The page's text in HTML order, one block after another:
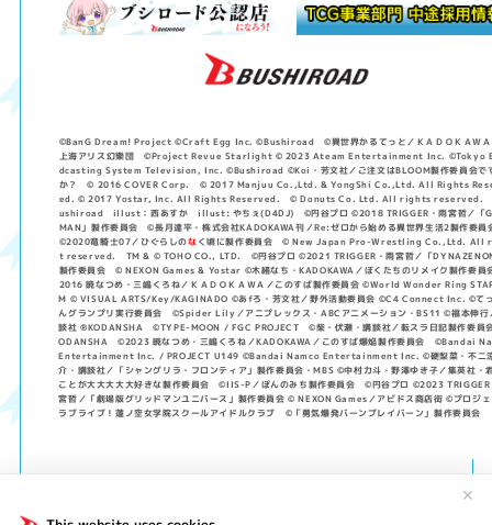
✕
©BanG Dream! Project ©Craft Egg Inc. ©Bushiroad ©異世界かるてっと／ＫＡＤＯＫＡＷ
上海アリス幻樂団 ©Project Revue Starlight © 2023 Ateam Entertainment Inc. ©Tokyo
dcasting System Television, Inc. ©Bushiroad ©Koi・芳文社／ご注文はBLOOM製作委員会で
か？ © 2016 COVER Corp. © 2017 Manjuu Co.,Ltd. & YongShi Co.,Ltd. All Rights
ed. © 2017 Yostar, Inc. All Rights Reserved. © Donuts Co. Ltd. All rights reserved.
ushiroad illust：西あすか illust: やちぇ(D4DJ) ©円谷プロ ©2018 TRIGGER・雨宮哲／「
MAN」製作委員会 ©長月達平・株式会社KADOKAWA刊／Re:ゼロから始める異世界生活2製作委
©2020竜騎士07／ひぐらしのなく頃に製作委員会 © New Japan Pro-Wrestling Co.,Ltd. All
t reserved. TM & © TOHO CO., LTD. ©円谷プロ ©2021 TRIGGER・雨宮哲／「
製作委員会 © NEXON Games & Yostar ©木緒なち・KADOKAWA／ぼくたちのリメイク製作委員
2016 暁なつめ・三嶋くろね／ＫＡＤＯＫＡＷＡ／このすば製作委員会 ©World Wonder Ring
M © VISUAL ARTS/Key/KAGINADO ©あfろ・芳文社／野外活動委員会 ©C4 Connect Inc. ©て
んグランプリ実行委員会 ©Spider Lily／アニプレックス・ABCアニメーション・BS11 ©福本伸行
談社 ®KODANSHA ©TYPE-MOON / FGC PROJECT ©柴・伏瀬・講談社／転スラ日記製作委員
ODANSHA ©2023 暁なつめ・三嶋くろね／KADOKAWA／このすば爆焔製作委員会 ©Bandai
Entertainment Inc. / PROJECT U149 ©Bandai Namco Entertainment Inc. ©硬梨菜・不二
介・講談社／「シャングリラ・フロンティア」製作委員会・MBS ©中村力斗・野澤ゆき子／集英社・
ことが大大大大大好きな製作委員会 ©IIS-P／ぽんのみち製作委員会 ©円谷プロ ©2023 TRIGGER
宮哲／「劇場版グリッドマンユニバース」製作委員会 © NEXON Games／アビドス商店街 ©プロジ
ラブライブ！蓮ノ空女学院スクールアイドルクラブ ©「勇気爆発バーンブレイバーン」製作委員会